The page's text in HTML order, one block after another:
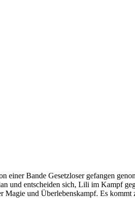
Bande Gesetzloser gefangen
und entscheiden sich, Lili im Kampf
und Überlebenskampf. Es kommt